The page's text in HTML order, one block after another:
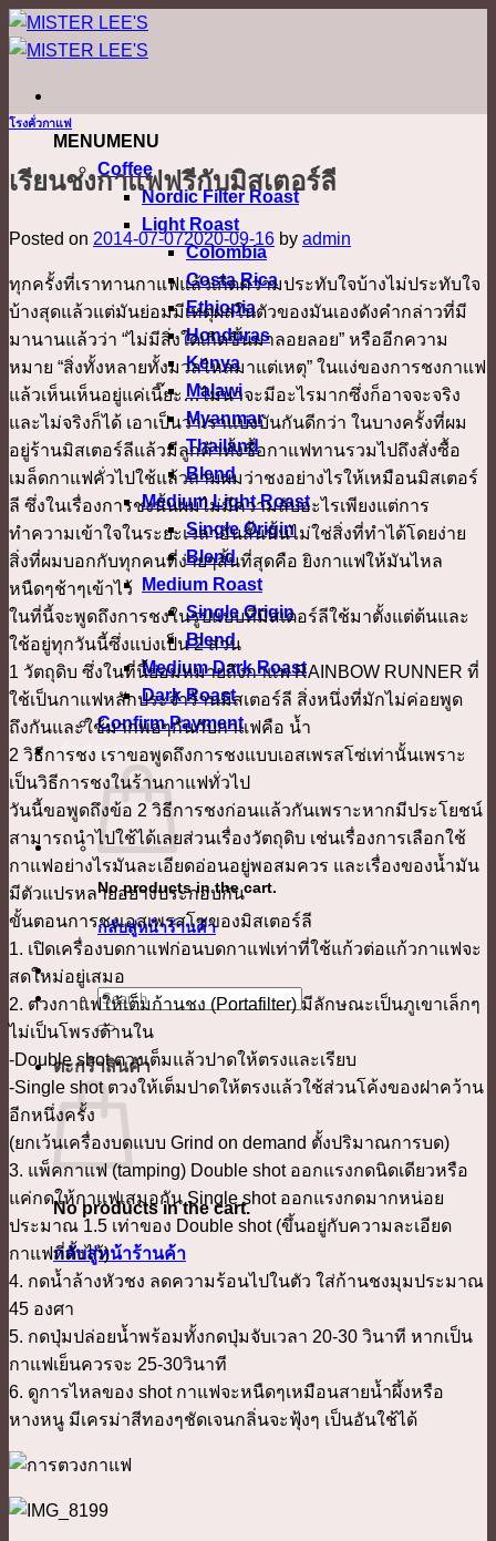
ข้าม
ไป
เนื้อหา
MENU MENU
Coffee
Nordic Filter Roast
Light Roast
Colombia
Costa Rica
Ethiopia
Honduras
Kenya
Malawi
Myanmar
Thailand
Blend
Medium Light Roast
Single Origin
Blend
Medium Roast
Single Origin
Blend
Medium Dark Roast
Dark Roast
Confirm Payment
เข้าสู่ระบบ
No products in the cart.
กลับสู่หน้าร้านค้า
ค้นหา:
ตะกร้าสินค้า
No products in the cart.
กลับสู่หน้าร้านค้า
โรงคั่วกาแฟ
เรียนชงกาแฟฟรีกับมิสเตอร์ลี
Posted on 2014-07-072020-09-16 by admin
ทุกครั้งที่เราทานกาแฟแล้วเกิดความประทับใจบ้างไม่ประทับใจ
บ้างสุดแล้วแต่มันย่อมมีเหตุผลในตัวของมันเองดังคำกล่าวที่มี
มานานแล้วว่า “ไม่มีสิ่งใดเกิดขึ้นมาลอยลอย” หรืออีกความ
หมาย “สิ่งทั้งหลายทั้งมวลไหลมาแต่เหตุ” ในแง่ของการชงกาแฟ
แล้วเห็นเห็นอยู่แค่เนี๊ยะ…ไม่น่าจะมีอะไรมากซึ่งก็อาจจะจริง
และไม่จริงก็ได้ เอาเป็นว่าเราแบ่งบันกันดีกว่า ในบางครั้งที่ผม
อยู่ร้านมิสเตอร์ลีแล้วมีลูกค้าทั้งซื้อกาแฟทานรวมไปถึงสั่งซื้อ
เมล็ดกาแฟคั่วไปใช้แล้วถามผมว่าชงอย่างไรให้เหมือนมิสเตอร์
ลี ซึ่งในเรื่องการชงนั้นผมไม่มีความลับอะไรเพียงแต่การ
ทำความเข้าใจในระยะเวลาอันสั้นนั้นไม่ใช่สิ่งที่ทำได้โดยง่าย
สิ่งที่ผมบอกกับทุกคนที่ง่ายๆสั้นที่สุดคือ ยิงกาแฟให้มันไหล
หนืดๆช้าๆเข้าไว้
ในที่นี้จะพูดถึงการชงในรูปแบบที่มิสเตอร์ลีใช้มาตั้งแต่ต้นและ
ใช้อยู่ทุกวันนี้ซึ่งแบ่งเป็น 2 ส่วน
1 วัตถุดิบ ซึ่งในที่นี้ย่อมหมายถึงกาแฟ RAINBOW RUNNER ที่
ใช้เป็นกาแฟหลักประจำร้านมิสเตอร์ลี สิ่งหนึ่งที่มักไม่ค่อยพูด
ถึงกันและใช้มากพอๆกันกับกาแฟคือ น้ำ
2 วิธีการชง เราขอพูดถึงการชงแบบเอสเพรสโซ่เท่านั้นเพราะ
เป็นวิธีการชงในร้านกาแฟทั่วไป
วันนี้ขอพูดถึงข้อ 2 วิธีการชงก่อนแล้วกันเพราะหากมีประโยชน์
สามารถนำไปใช้ได้เลยส่วนเรื่องวัตถุดิบ เช่นเรื่องการเลือกใช้
กาแฟอย่างไรมันละเอียดอ่อนอยู่พอสมควร และเรื่องของน้ำมัน
มีตัวแปรหลายอย่างประกอบกัน
ขั้นตอนการชงเอสเพรสโซของมิสเตอร์ลี
1. เปิดเครื่องบดกาแฟก่อนบดกาแฟเท่าที่ใช้แก้วต่อแก้วกาแฟจะ
สดใหม่อยู่เสมอ
2. ตวงกาแฟให้เต็มก้านชง (Portafilter) มีลักษณะเป็นภูเขาเล็กๆ
ไม่เป็นโพรงด้านใน
-Double shot ตวงเต็มแล้วปาดให้ตรงและเรียบ
-Single shot ตวงให้เต็มปาดให้ตรงแล้วใช้ส่วนโค้งของฝาคว้าน
อีกหนึ่งครั้ง
(ยกเว้นเครื่องบดแบบ Grind on demand ตั้งปริมาณการบด)
3. แพ็คกาแฟ (tamping) Double shot ออกแรงกดนิดเดียวหรือ
แค่กดให้กาแฟเสมอกัน Single shot ออกแรงกดมากหน่อย
ประมาณ 1.5 เท่าของ Double shot (ขึ้นอยู่กับความละเอียด
กาแฟที่ตั้งไว้)
4. กดน้ำล้างหัวชง ลดความร้อนไปในตัว ใส่ก้านชงมุมประมาณ
45 องศา
5. กดปุ่มปล่อยน้ำพร้อมทั้งกดปุ่มจับเวลา 20-30 วินาที หากเป็น
กาแฟเย็นควรจะ 25-30วินาที
6. ดูการไหลของ shot กาแฟจะหนืดๆเหมือนสายน้ำผึ้งหรือ
หางหนู มีเครม่าสีทองๆชัดเจนกลิ่นจะฟุ้งๆ เป็นอันใช้ได้